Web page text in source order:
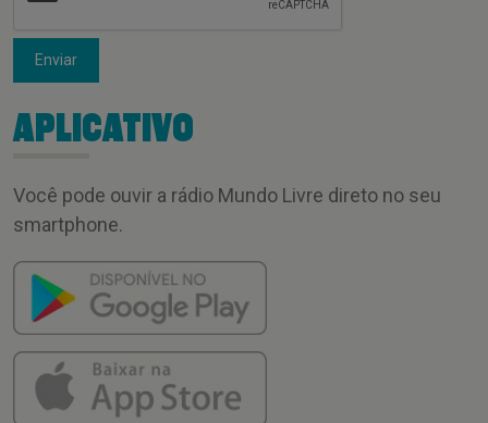
Enviar
APLICATIVO
Você pode ouvir a rádio Mundo Livre direto no seu
smartphone.